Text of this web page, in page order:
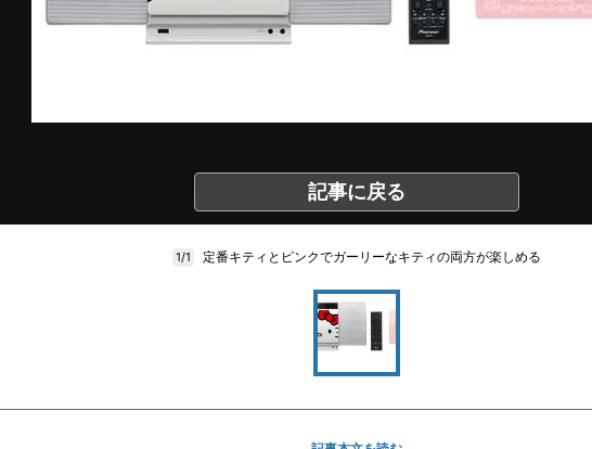
記事に戻る
1/1 定番キティとピンクでガーリーなキティの両方が楽しめる